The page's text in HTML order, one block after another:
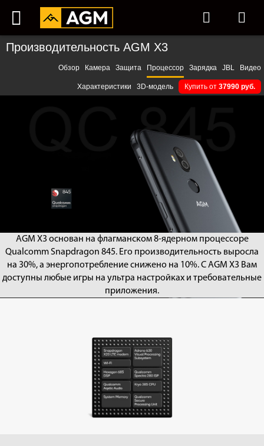
Производительность AGM X3
Обзор Камера Защита Процессор Зарядка JBL Видео
Характеристики 3D-модель Купить от 37990 руб.
AGM X3 основан на флагманском 8-ядерном процессоре
Qualcomm Snapdragon 845. Его производительность выросла
на 30%, а энергопотребление снижено на 10%. С AGM X3 Вам
доступны любые игры на ультра настройках и требовательные
приложения.